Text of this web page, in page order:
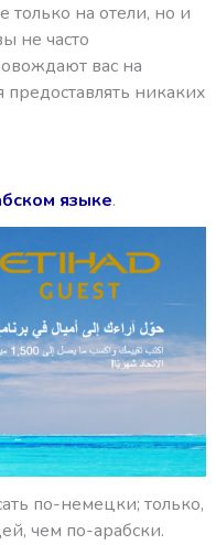
только на отели, но и
не часто
вас на
никаких
языке.
по-немецки; только,
чем по-арабски.